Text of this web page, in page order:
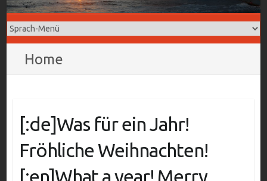
Home
[:de]Was für ein Jahr!
Fröhliche Weihnachten!
[:en]What a year! Merry